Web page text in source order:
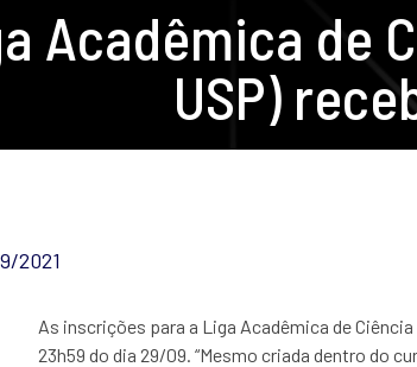
Acadêmica de
USP)
2021
As inscrições para a Liga Acadêmica de
23h59 do dia 29/09. “Mesmo criada dentro do